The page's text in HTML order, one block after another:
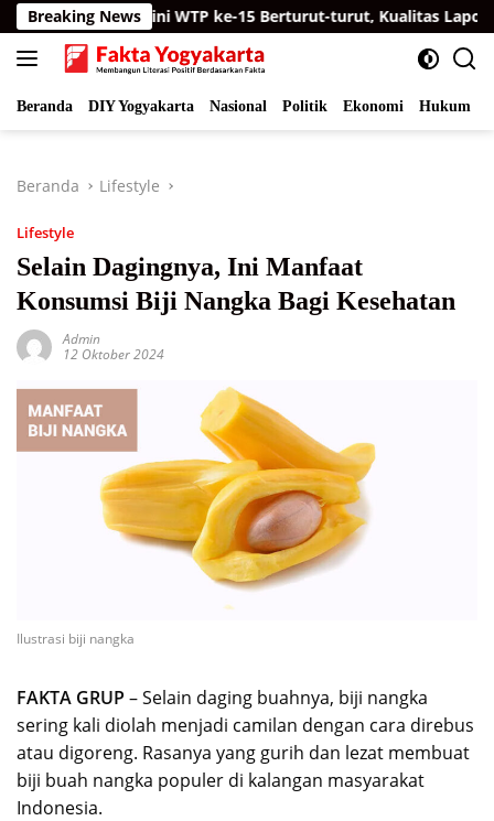
Langsung
ke
konten
Breaking News
Raih Opini WTP ke-15 Berturut-turut, Kualitas Laporan
Beranda DIY Yogyakarta Nasional Politik Ekonomi Hukum
Beranda Lifestyle
Lifestyle
Selain Dagingnya, Ini Manfaat
Konsumsi Biji Nangka Bagi Kesehatan
Admin
12 Oktober 2024
Ilustrasi biji nangka
FAKTA GRUP – Selain daging buahnya, biji nangka
sering kali diolah menjadi camilan dengan cara direbus
atau digoreng. Rasanya yang gurih dan lezat membuat
biji buah nangka populer di kalangan masyarakat
Indonesia.